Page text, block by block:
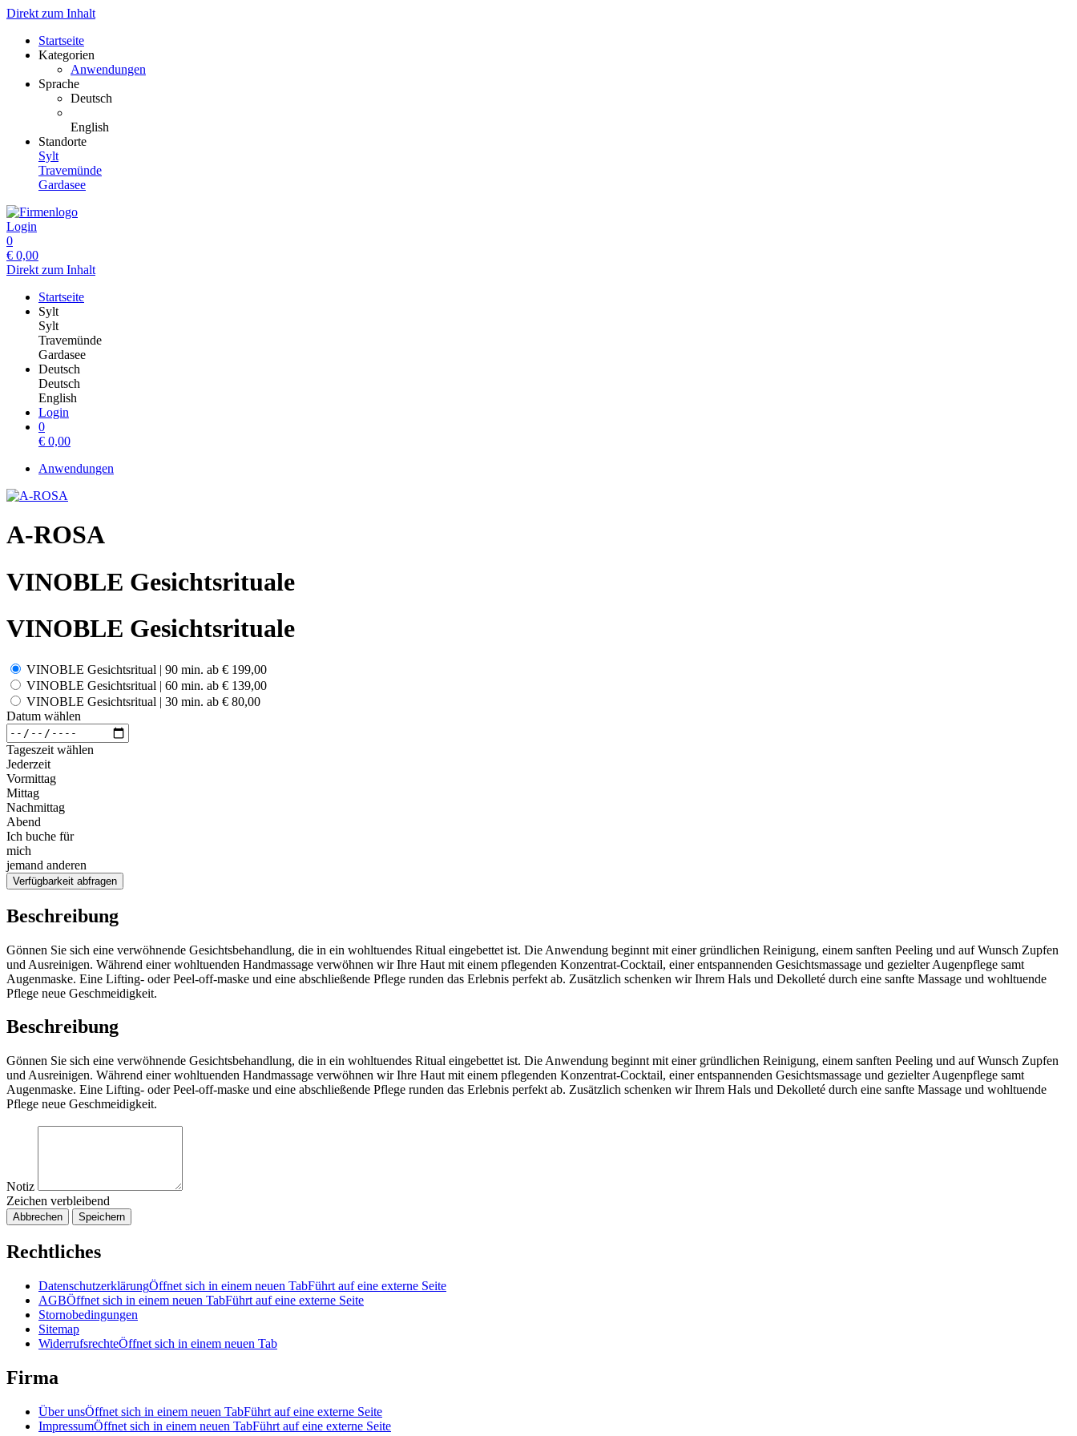
Direkt zum Inhalt
Startseite
Kategorien
Anwendungen
Sprache
Deutsch
English
Standorte
Sylt
Travemünde
Gardasee
Login
0
€ 0,00
Direkt zum Inhalt
Startseite
Sylt
Sylt
Travemünde
Gardasee
Deutsch
Deutsch
English
Login
0
€ 0,00
Anwendungen
A-ROSA
VINOBLE Gesichtsrituale
VINOBLE Gesichtsrituale
VINOBLE Gesichtsritual | 90 min. ab € 199,00
VINOBLE Gesichtsritual | 60 min. ab € 139,00
VINOBLE Gesichtsritual | 30 min. ab € 80,00
Datum wählen
Tageszeit wählen
Jederzeit
Vormittag
Mittag
Nachmittag
Abend
Ich buche für
mich
jemand anderen
Verfügbarkeit abfragen
Beschreibung
Gönnen Sie sich eine verwöhnende Gesichtsbehandlung, die in ein wohltuendes Ritual eingebettet ist. Die Anwendung beginnt mit einer gründlichen Reinigung, einem sanften Peeling und auf Wunsch Zupfen
und Ausreinigen. Während einer wohltuenden Handmassage verwöhnen wir Ihre Haut mit einem pflegenden Konzentrat-Cocktail, einer entspannenden Gesichtsmassage und gezielter Augenpflege samt
Augenmaske. Eine Lifting- oder Peel-off-maske und eine abschließende Pflege runden das Erlebnis perfekt ab. Zusätzlich schenken wir Ihrem Hals und Dekolleté durch eine sanfte Massage und wohltuende
Pflege neue Geschmeidigkeit.
Beschreibung
Gönnen Sie sich eine verwöhnende Gesichtsbehandlung, die in ein wohltuendes Ritual eingebettet ist. Die Anwendung beginnt mit einer gründlichen Reinigung, einem sanften Peeling und auf Wunsch Zupfen
und Ausreinigen. Während einer wohltuenden Handmassage verwöhnen wir Ihre Haut mit einem pflegenden Konzentrat-Cocktail, einer entspannenden Gesichtsmassage und gezielter Augenpflege samt
Augenmaske. Eine Lifting- oder Peel-off-maske und eine abschließende Pflege runden das Erlebnis perfekt ab. Zusätzlich schenken wir Ihrem Hals und Dekolleté durch eine sanfte Massage und wohltuende
Pflege neue Geschmeidigkeit.
Notiz
Zeichen verbleibend
Abbrechen Speichern
Rechtliches
DatenschutzerklärungÖffnet sich in einem neuen TabFührt auf eine externe Seite
AGBÖffnet sich in einem neuen TabFührt auf eine externe Seite
Stornobedingungen
Sitemap
WiderrufsrechteÖffnet sich in einem neuen Tab
Firma
Über unsÖffnet sich in einem neuen TabFührt auf eine externe Seite
ImpressumÖffnet sich in einem neuen TabFührt auf eine externe Seite